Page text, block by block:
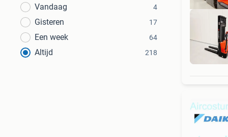
Vandaag
4
Gisteren 17
Een week 64
Altijd 218